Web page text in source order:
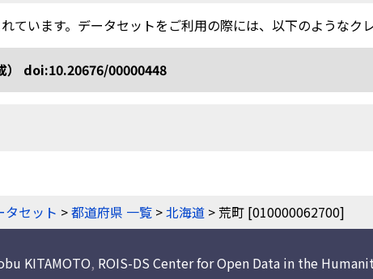
ています。データセットをご利用の際には、以下のようなク
） doi:10.20676/00000448
タセット >都道府県 一覧 >北海道 > 荒町 [010000062700]
KITAMOTO, ROIS-DS Center for Open Data in the